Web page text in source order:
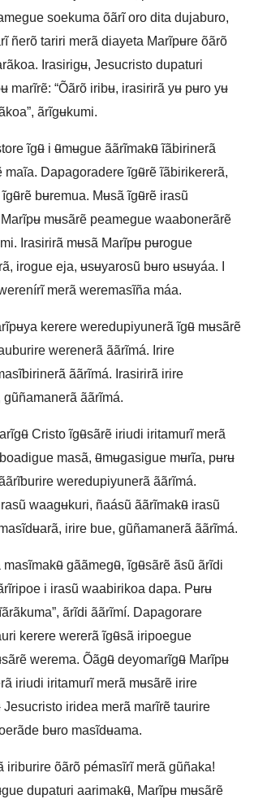
soekuma õãrĩ oro dita dujaburo,
ñerõ tariri merã diayeta Marĩpʉre õãrõ
Irasirigʉ, Jesucristo dupaturi
marĩrẽ: “Õãrõ iribʉ, irasirirã yʉ pʉro yʉ
ãrĩgʉkumi.
ĩgʉ̃ i ʉ̃mʉgue ããrĩmakʉ̃ ĩãbirinerã
maĩa. Dapagoradere ĩgʉ̃rẽ ĩãbirikererã,
bʉremua. Mʉsã ĩgʉ̃rẽ irasũ
mʉsãrẽ peamegue waabonerãrẽ
Irasirirã mʉsã Marĩpʉ pʉrogue
irogue eja, ʉsʉyarosũ bʉro ʉsʉyáa. I
merã weremasĩña máa.
kerere weredupiyunerã ĩgʉ̃ mʉsãrẽ
werenerã ããrĩmá. Irire
ããrĩmá. Irasirirã irire
gũñamanerã ããrĩmá.
Cristo ĩgʉ̃sãrẽ iriudi iritamurĩ merã
masã, ʉ̃mʉgasigue mʉrĩa, pʉrʉ
weredupiyunerã ããrĩmá.
waagʉkuri, ñaásũ ããrĩmakʉ̃ irasũ
irire bue, gũñamanerã ããrĩmá.
masĩmakʉ̃ gããmegʉ̃, ĩgʉ̃sãrẽ ãsũ ãrĩdi
i irasũ waabirikoa dapa. Pʉrʉ
ãrĩdi ããrĩmí. Dapagorare
kerere wererã ĩgʉ̃sã iripoegue
werema. Õãgʉ̃ deyomarĩgʉ̃ Marĩpʉ
iriudi iritamurĩ merã mʉsãrẽ irire
iridea merã marĩrẽ taurire
bʉro masĩdʉama.
iriburire õãrõ pémasĩrĩ merã gũñaka!
dupaturi aarimakʉ̃, Marĩpʉ mʉsãrẽ